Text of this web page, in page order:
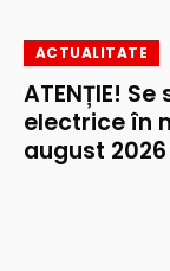
ACTUALITATE
ATENȚIE!
electrice în
august 2026